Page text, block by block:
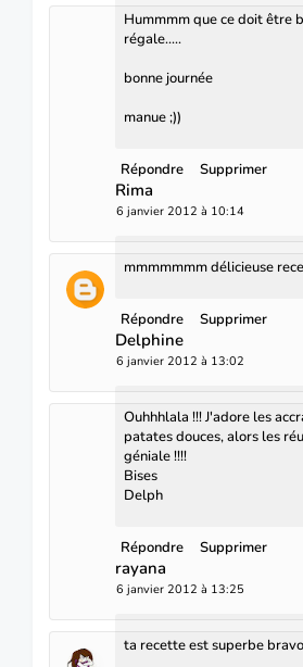
Hummmm que ce doit être
régale.....
bonne journée
manue ;))
Répondre Supprimer
Rima
6 janvier 2012 à 10:14
mmmmmmm délicieuse
Répondre Supprimer
Delphine
6 janvier 2012 à 13:02
Ouhhhlala !!! J'adore les
patates douces, alors les
géniale !!!!
Bises
Delph
Répondre Supprimer
rayana
6 janvier 2012 à 13:25
ta recette est superbe